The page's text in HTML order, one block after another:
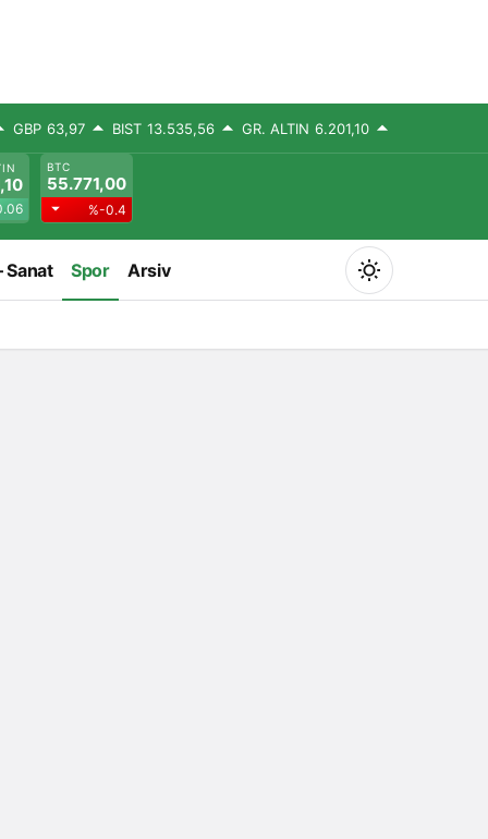
GBP 63,97 BIST 13.535,56 GR. ALTIN 6.201,10
BTC
55.771,00
%-0.4
Sanat Spor Arsiv
Mod
değiştir